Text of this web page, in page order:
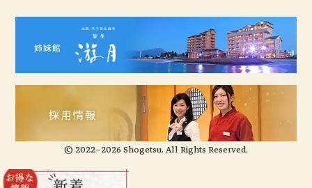
© 2022–2026 Shogetsu. All Rights Reserved.